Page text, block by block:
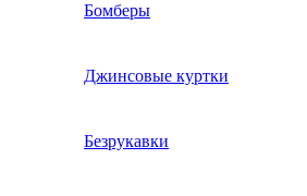
Бомберы
Джинсовые куртки
Безрукавки